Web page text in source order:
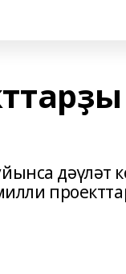
дәүләт